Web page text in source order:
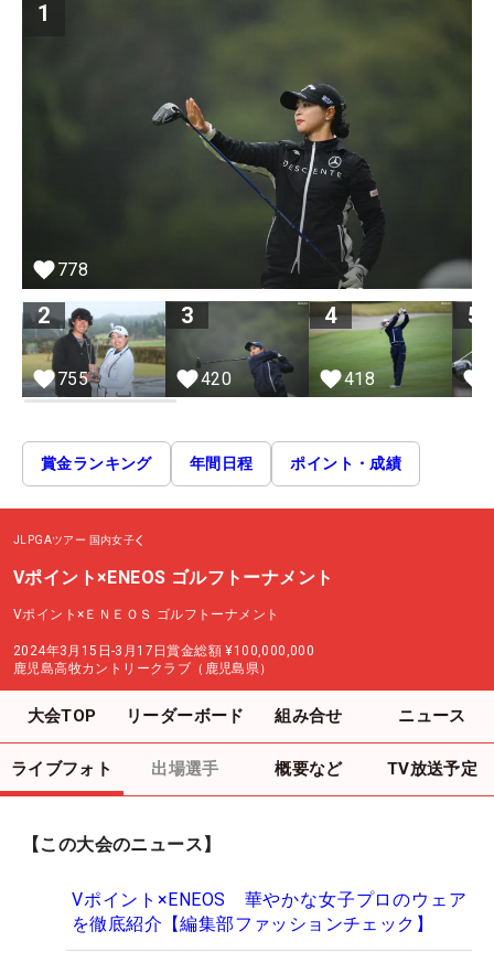
1
778
2
755
3
420
4
418
5
賞金ランキング 年間日程 ポイント・成績
JLPGAツアー 国内女子
Vポイント×ENEOS ゴルフトーナメント
Vポイント×ＥＮＥＯＳ ゴルフトーナメント
2024年3月15日-3月17日賞金総額 ¥100,000,000
鹿児島高牧カントリークラブ（鹿児島県）
大会TOP リーダーボード 組み合せ ニュース
ライブフォト 出場選手 概要など TV放送予定
【この大会のニュース】
Vポイント×ENEOS 華やかな女子プロのウェア
を徹底紹介【編集部ファッションチェック】